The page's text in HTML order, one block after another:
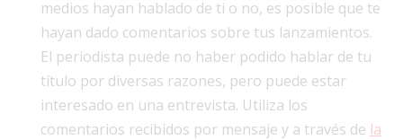
medios hayan hablado de ti o no, es posible que te
hayan dado comentarios sobre tus lanzamientos.
El periodista puede no haber podido hablar de tu
título por diversas razones, pero puede estar
interesado en una entrevista. Utiliza los
comentarios recibidos por mensaje y a través de la